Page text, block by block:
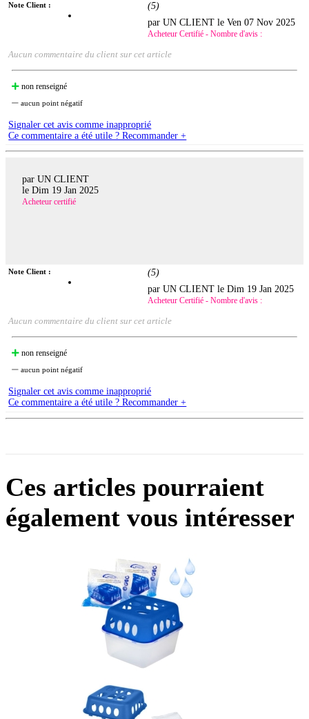
Note Client : (5)
par UN CLIENT leVen 07 Nov 2025
Acheteur Certifié - Nombre d'avis :
Aucun commentaire du client sur cet article
non renseigné
aucun point négatif
Signaler cet avis comme inapproprié
Ce commentaire a été utile ? Recommander +
par UN CLIENT
le Dim 19 Jan 2025
Acheteur certifié
Note Client : (5)
par UN CLIENT leDim 19 Jan 2025
Acheteur Certifié - Nombre d'avis :
Aucun commentaire du client sur cet article
non renseigné
aucun point négatif
Signaler cet avis comme inapproprié
Ce commentaire a été utile ? Recommander +
Ces articles pourraient
également vous intéresser